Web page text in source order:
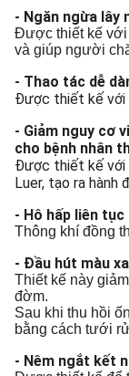
- Ngăn ngừa lây
Được thiết kế với
và giúp người
- Thao tác dễ
Được thiết kế với
- Giảm nguy cơ
cho bệnh nhân
Được thiết kế với
Luer, tạo ra hành
- Hô hấp liên tục
Thông khí đồng
- Đầu hút màu
Thiết kế này
đờm.
Sau khi thu hồi
bằng cách tưới
- Nêm ngắt kết